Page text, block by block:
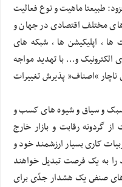
طبیعتا ماهیت و نوع فعالیت
مختلف اقتصادى در جهان و
ها ، اپلیکیشن ها ، شبکه هاى
الکترونیک و… با تهدید مواجه
“اصناف” پذیرش تغییرات
سبک و سیاق و شیوه هاى کسب و
گردونه رقابت و بازار خارج
کارى بسیار ارزشمند خود و
را به یک فرصت تبدیل خواهند
صنفى یک هشدار جدّى براى